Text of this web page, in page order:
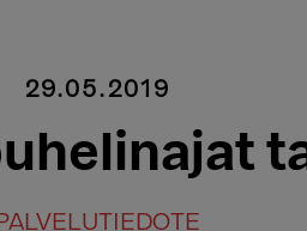
29.05.2019